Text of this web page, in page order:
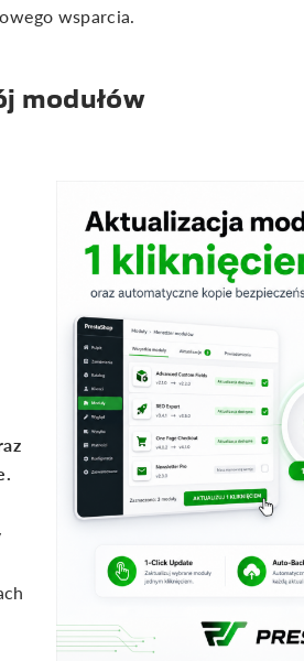
wsparcia.
modułów